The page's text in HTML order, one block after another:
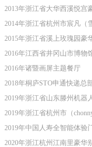
2013年浙江省大华西溪悦宫
2014年浙江省杭州市宸凡（
2015年浙江省溪上玫瑰园豪
2016年江西省井冈山市博物
2016年诸暨画屏主题餐厅
2018年桐庐STO申通快递总
2019年浙江省山东滕州机器
2019年浙江省杭州市（
2019年中国人寿全智能体验
2020年浙江杭州江南里豪华